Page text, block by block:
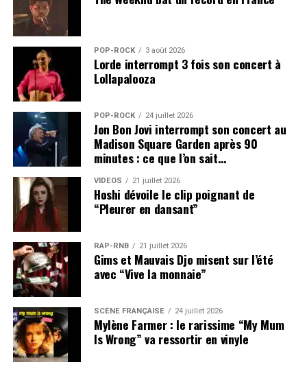
SUJETS ASSOCIÉS:
RONNIE WOOD
THE ROLLING STONES
POP-ROCK 3 août 2026
Lorde interrompt 3 fois son concert à
Lollapalooza
POP-ROCK 24 juillet 2026
Jon Bon Jovi interrompt son concert au
Madison Square Garden après 90
minutes : ce que l’on sait…
VIDEOS 21 juillet 2026
Hoshi dévoile le clip poignant de
“Pleurer en dansant”
RAP-RNB 21 juillet 2026
Gims et Mauvais Djo misent sur l’été
avec “Vive la monnaie”
SCÈNE FRANÇAISE 24 juillet 2026
Mylène Farmer : le rarissime “My Mum
Is Wrong” va ressortir en vinyle